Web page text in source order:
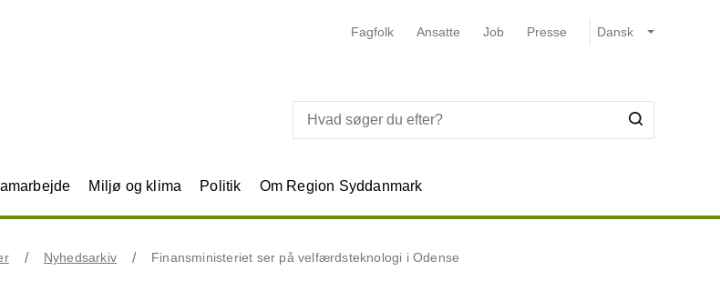
Fagfolk Ansatte Job Presse
Miljø og klima Politik Om Region Syddanmark
Nyhedsarkiv Finansministeriet ser på velfærdsteknologi i Odense